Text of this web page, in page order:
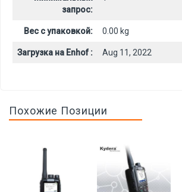
запрос:
Вес с упаковкой: 0.00 kg
Загрузка на Enhof : Aug 11, 2022
Похожие Позиции